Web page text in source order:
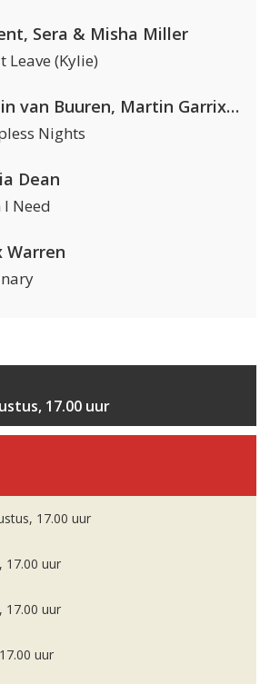
Sera & Misha Miller
Leave (Kylie)
Armin van Buuren, Martin Garrix & Libby Whitehouse
Nights
Dean
Need
Warren
17.00 uur
17.00 uur
17.00 uur
17.00 uur
uur